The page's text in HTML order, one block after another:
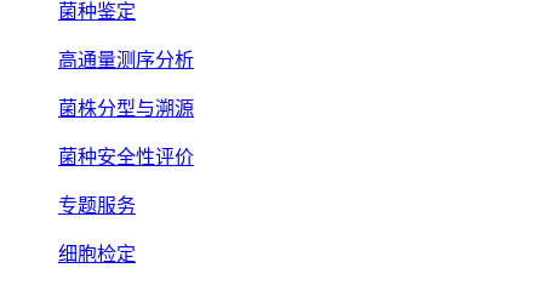
菌种鉴定
高通量测序分析
菌株分型与溯源
菌种安全性评价
专题服务
细胞检定